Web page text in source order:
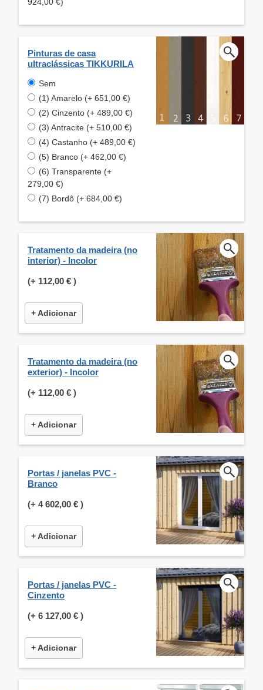
Pinturas de casa
ultraclássicas TIKKURILA
Sem
(1) Amarelo (+ 651,00 €)
(2) Cinzento (+ 489,00 €)
(3) Antracite (+ 510,00 €)
(4) Castanho (+ 489,00 €)
(5) Branco (+ 462,00 €)
(6) Transparente (+
279,00 €)
(7) Bordô (+ 684,00 €)
Tratamento da madeira (no
interior) - Incolor
(+ 112,00 € )
+ Adicionar
Tratamento da madeira (no
exterior) - Incolor
(+ 112,00 € )
+ Adicionar
Portas / janelas PVC -
Branco
(+ 4 602,00 € )
+ Adicionar
Portas / janelas PVC -
Cinzento
(+ 6 127,00 € )
+ Adicionar